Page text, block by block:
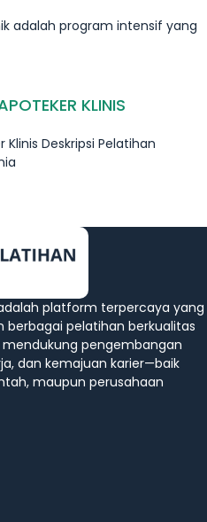
adalah program intensif yang
KLINIS
Deskripsi Pelatihan
platform terpercaya yang
pelatihan berkualitas
pengembangan
dan kemajuan karier—baik
maupun perusahaan